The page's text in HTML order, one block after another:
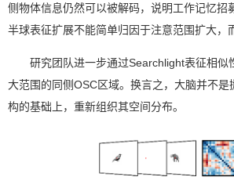
侧物体信息仍然可以被解码，说明工作记忆
半球表征扩展不能简单归因于注意范围扩大
研究团队进一步通过Searchlight表征相
大范围的同侧OSC区域。换言之，大脑并不
构的基础上，重新组织其空间分布。